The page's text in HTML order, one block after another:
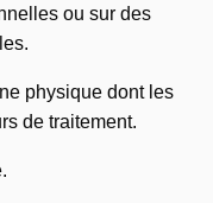
ou sur des
physique dont les
de traitement.